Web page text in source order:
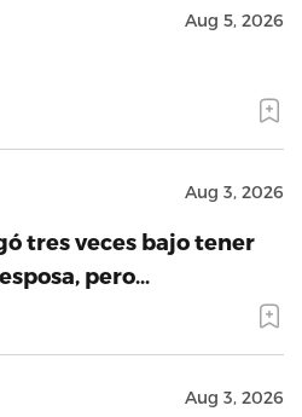
Aug 5, 2026
Aug 3, 2026
tres veces bajo tener
pero…
Aug 3, 2026